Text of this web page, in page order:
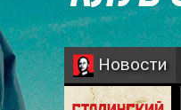
Новости